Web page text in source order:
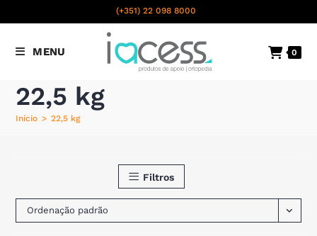
(+351) 22 098 8000
nacional
MENU 0
22,5 kg
Início > 22,5 kg
Filtros
Ordenação padrão